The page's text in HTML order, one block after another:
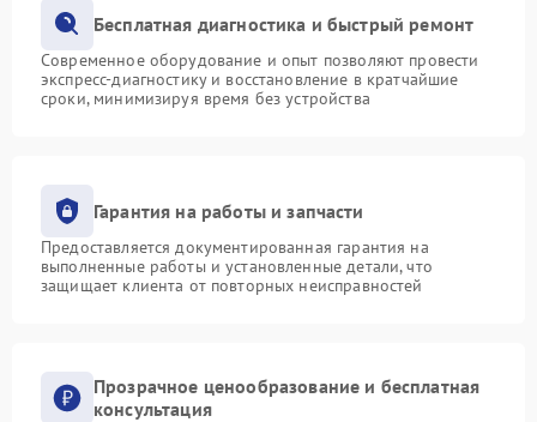
Бесплатная диагностика и быстрый ремонт
Современное оборудование и опыт позволяют провести
экспресс-диагностику и восстановление в кратчайшие
сроки, минимизируя время без устройства
Гарантия на работы и запчасти
Предоставляется документированная гарантия на
выполненные работы и установленные детали, что
защищает клиента от повторных неисправностей
Прозрачное ценообразование и бесплатная
консультация